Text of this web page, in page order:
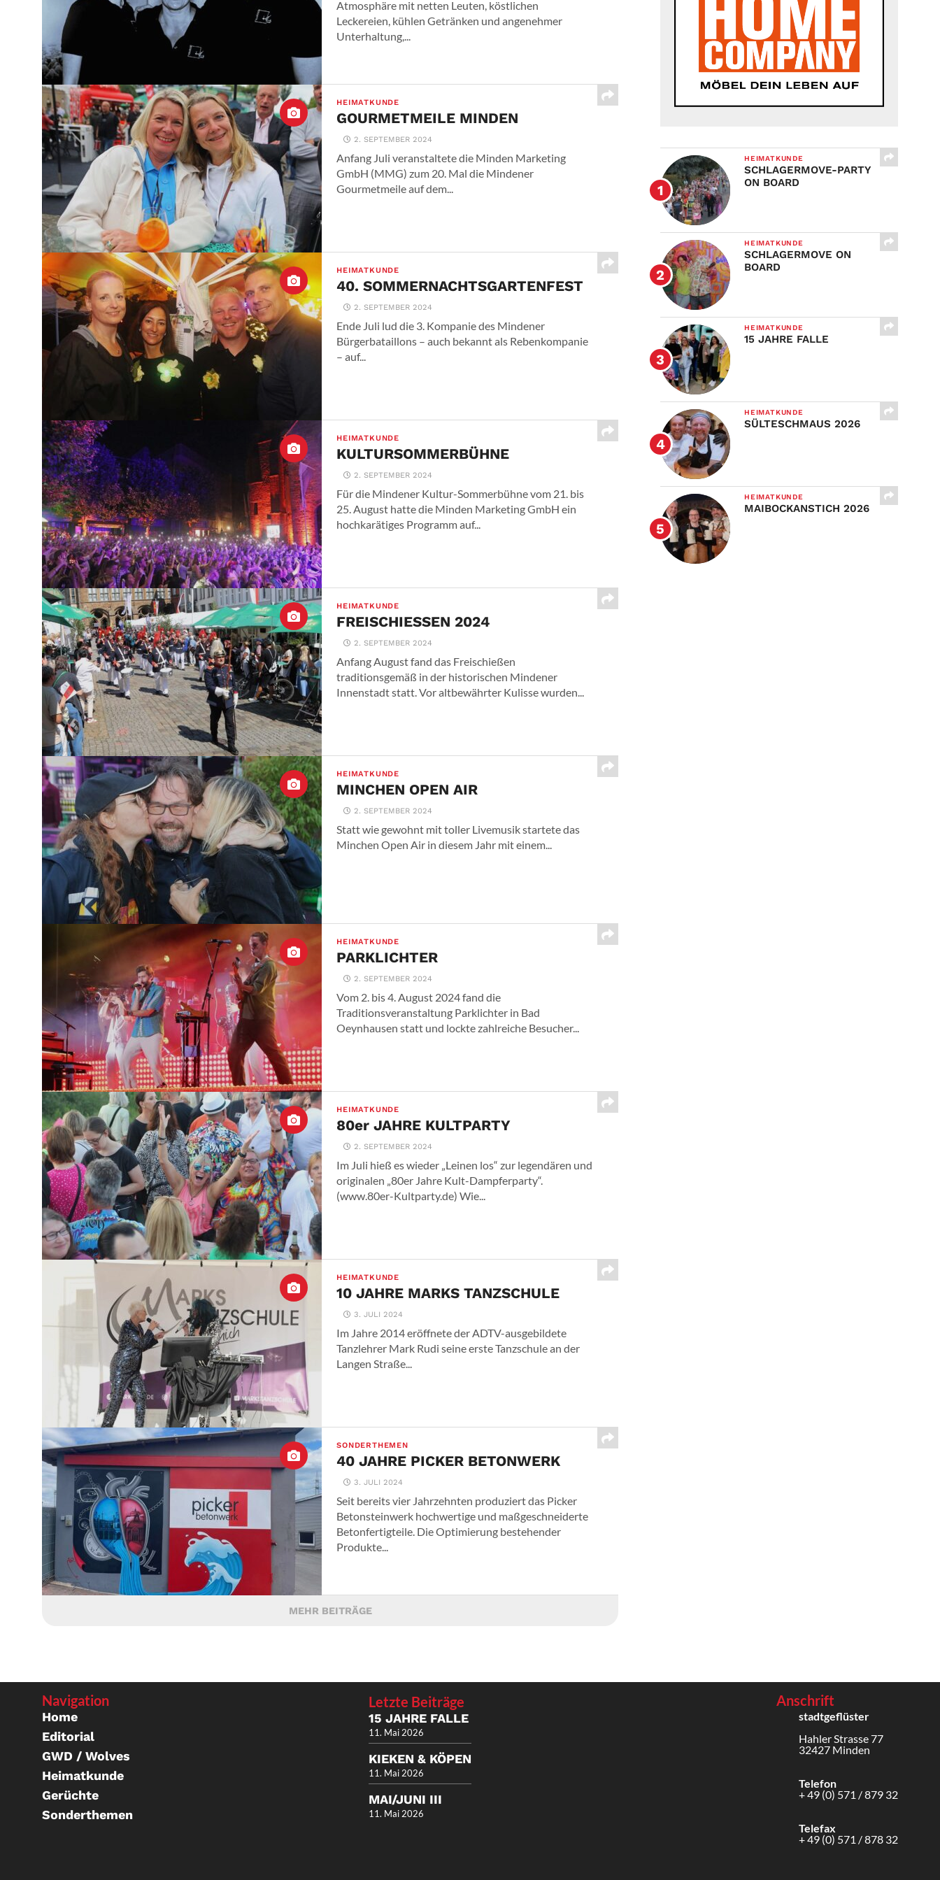
Atmosphäre mit netten Leuten, köstlichen
Leckereien, kühlen Getränken und angenehmer
Unterhaltung,...
HEIMATKUNDE
GOURMETMEILE MINDEN
2. SEPTEMBER 2024
Anfang Juli veranstaltete die Minden Marketing
GmbH (MMG) zum 20. Mal die Mindener
Gourmetmeile auf dem...
HEIMATKUNDE
40. SOMMERNACHTSGARTENFEST
2. SEPTEMBER 2024
Ende Juli lud die 3. Kompanie des Mindener
Bürgerbataillons – auch bekannt als Rebenkompanie
– auf...
HEIMATKUNDE
KULTURSOMMERBÜHNE
2. SEPTEMBER 2024
Für die Mindener Kultur-Sommerbühne vom 21. bis
25. August hatte die Minden Marketing GmbH ein
hochkarätiges Programm auf...
HEIMATKUNDE
FREISCHIESSEN 2024
2. SEPTEMBER 2024
Anfang August fand das Freischießen
traditionsgemäß in der historischen Mindener
Innenstadt statt. Vor altbewährter Kulisse wurden...
HEIMATKUNDE
MINCHEN OPEN AIR
2. SEPTEMBER 2024
Statt wie gewohnt mit toller Livemusik startete das
Minchen Open Air in diesem Jahr mit einem...
HEIMATKUNDE
PARKLICHTER
2. SEPTEMBER 2024
Vom 2. bis 4. August 2024 fand die
Traditionsveranstaltung Parklichter in Bad
Oeynhausen statt und lockte zahlreiche Besucher...
HEIMATKUNDE
80er JAHRE KULTPARTY
2. SEPTEMBER 2024
Im Juli hieß es wieder „Leinen los“ zur legendären und
originalen „80er Jahre Kult-Dampferparty“.
(www.80er-Kultparty.de) Wie...
HEIMATKUNDE
10 JAHRE MARKS TANZSCHULE
3. JULI 2024
Im Jahre 2014 eröffnete der ADTV-ausgebildete
Tanzlehrer Mark Rudi seine erste Tanzschule an der
Langen Straße...
SONDERTHEMEN
40 JAHRE PICKER BETONWERK
3. JULI 2024
Seit bereits vier Jahrzehnten produziert das Picker
Betonsteinwerk hochwertige und maßgeschneiderte
Betonfertigteile. Die Optimierung bestehender
Produkte...
MEHR BEITRÄGE
HEIMATKUNDE
SCHLAGERMOVE-PARTY
ON BOARD
HEIMATKUNDE
SCHLAGERMOVE ON
BOARD
HEIMATKUNDE
15 JAHRE FALLE
HEIMATKUNDE
SÜLTESCHMAUS 2026
HEIMATKUNDE
MAIBOCKANSTICH 2026
Navigation
Home
Editorial
GWD / Wolves
Heimatkunde
Gerüchte
Sonderthemen
Letzte Beiträge
15 JAHRE FALLE
11. Mai 2026
KIEKEN & KÖPEN
11. Mai 2026
MAI/JUNI III
11. Mai 2026
Anschrift
stadtgeflüster
Hahler Strasse 77
32427 Minden
Telefon
+ 49 (0) 571 / 879 32
Telefax
+ 49 (0) 571 / 878 32